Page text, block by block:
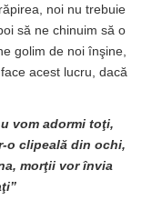
noi nu trebuie
să ne chinuim să o
golim de noi înşine,
acest lucru, dacă
vom adormi toţi,
o clipeală din ochi,
morţii vor învia